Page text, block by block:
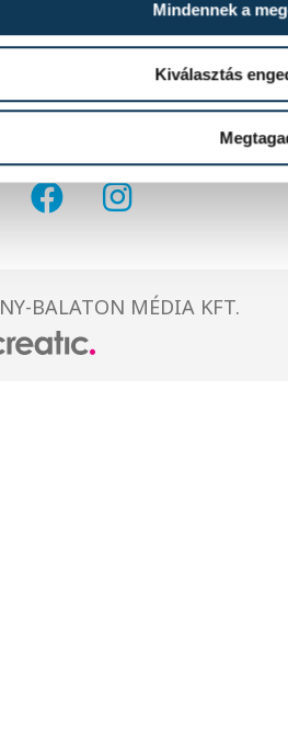
Mindennek a
Kiválasztás
BALATON MÉDIA KFT.